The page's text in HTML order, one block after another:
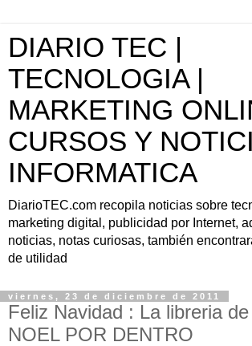
DIARIO TEC |
TECNOLOGIA |
MARKETING
CURSOS Y
INFORMATICA
DiarioTEC.com recopila noticias sobre
marketing digital, publicidad por Internet,
noticias, notas curiosas, también
de utilidad
viernes, 23 de diciembre de 2011
Feliz Navidad : La libreria de
NOEL POR DENTRO